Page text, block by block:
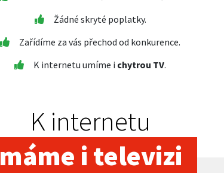
Žádné skryté poplatky.
Zařídíme za vás přechod od konkurence.
K internetu umíme i chytrou TV.
K internetu
máme i televizi